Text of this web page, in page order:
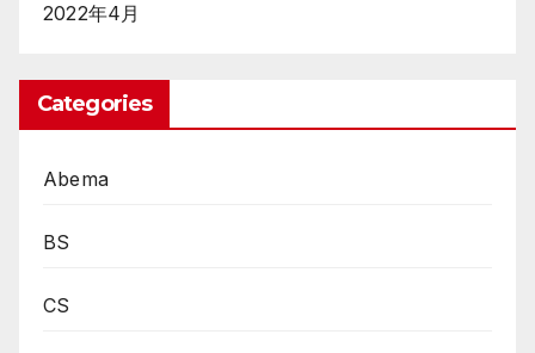
2022年4月
Categories
Abema
BS
CS